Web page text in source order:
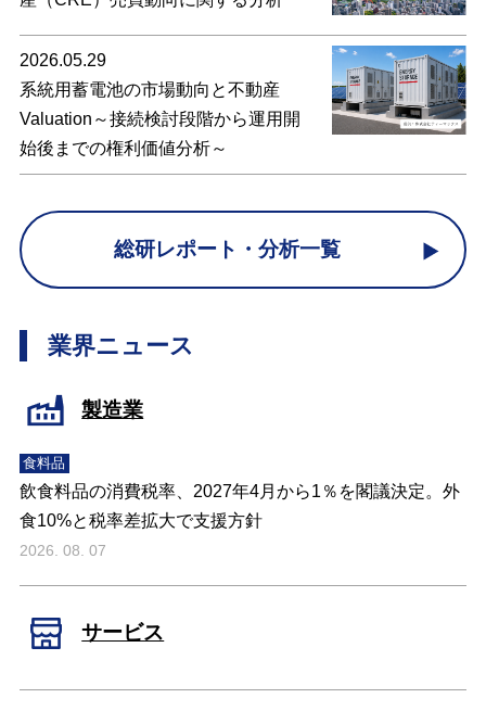
2026.05.29
系統用蓄電池の市場動向と不動産
Valuation～接続検討段階から運用開
始後までの権利価値分析～
総研レポート・分析一覧
業界ニュース
製造業
食料品
飲食料品の消費税率、2027年4月から1％を閣議決定。外
食10%と税率差拡大で支援方針
2026. 08. 07
サービス